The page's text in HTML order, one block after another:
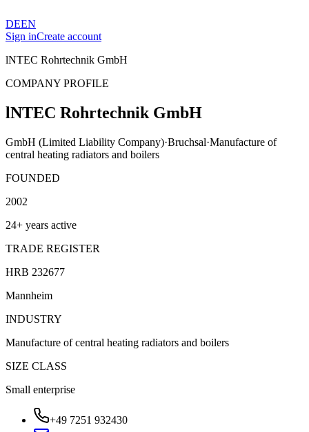
DEEN
Sign inCreate account
lNTEC Rohrtechnik GmbH
COMPANY PROFILE
lNTEC Rohrtechnik GmbH
GmbH (Limited Liability Company)·Bruchsal·Manufacture of
central heating radiators and boilers
FOUNDED
2002
24+ years active
TRADE REGISTER
HRB 232677
Mannheim
INDUSTRY
Manufacture of central heating radiators and boilers
SIZE CLASS
Small enterprise
+49 7251 932430